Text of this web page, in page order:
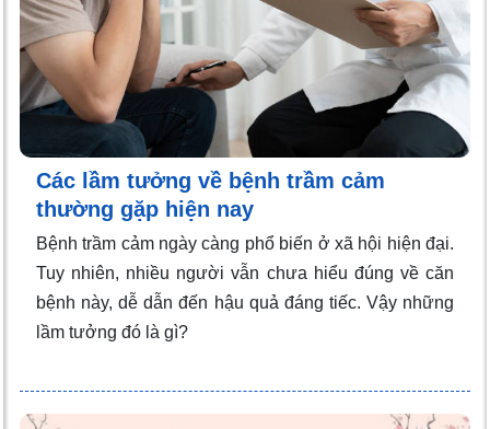
Các lầm tưởng về bệnh trầm cảm
thường gặp hiện nay
Bệnh trầm cảm ngày càng phổ biến ở xã hội hiện đại.
Tuy nhiên, nhiều người vẫn chưa hiểu đúng về căn
bệnh này, dễ dẫn đến hậu quả đáng tiếc. Vậy những
lầm tưởng đó là gì?